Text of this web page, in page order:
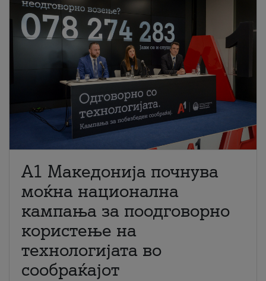
A1 Македонија почнува
моќна национална
кампања за поодговорно
користење на
технологијата во
сообраќајот